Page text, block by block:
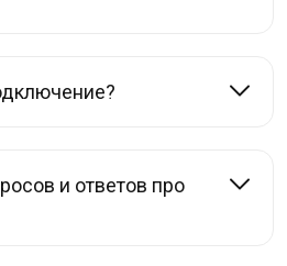
и ответов про